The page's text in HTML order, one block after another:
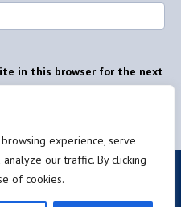
experience, serve
our traffic. By clicking
of cookies.
in this browser for the next